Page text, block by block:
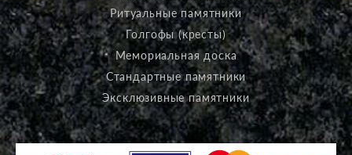
Ритуальные памятники
Голгофы (кресты)
Мемориальная доска
Стандартные памятники
Эксклюзивные памятники